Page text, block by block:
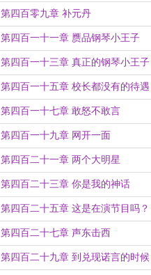
第四百零九章 补元丹
第四百一十一章 赝品钢琴小王子
第四百一十三章 真正的钢琴小王子
第四百一十五章 校长都没有的待遇
第四百一十七章 敢怒不敢言
第四百一十九章 网开一面
第四百二十一章 两个大明星
第四百二十三章 你是我的神话
第四百二十五章 这是在演节目吗？
第四百二十七章 声东击西
第四百二十九章 到兑现诺言的时候